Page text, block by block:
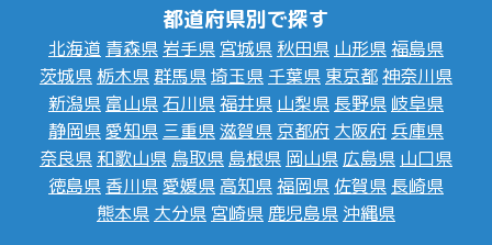
都道府県別で探す
北海道 青森県 岩手県 宮城県 秋田県 山形県福島県
茨城県 栃木県群馬県埼玉県 千葉県 東京都神奈川県
新潟県 富山県 石川県福井県 山梨県 長野県 岐阜県
静岡県愛知県 三重県滋賀県 京都府 大阪府 兵庫県
奈良県 和歌山県 鳥取県 島根県 岡山県 広島県 山口県
徳島県 香川県愛媛県 高知県福岡県 佐賀県 長崎県
熊本県 大分県 宮崎県 鹿児島県 沖縄県